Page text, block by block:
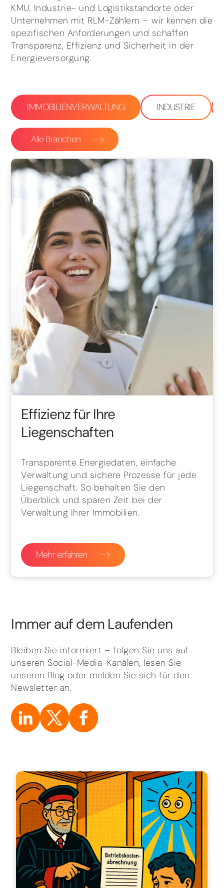
KMU, Industrie- und Logistikstandorte oder
Unternehmen mit RLM-Zählern – wir kennen die
spezifischen Anforderungen und schaffen
Transparenz, Effizienz und Sicherheit in der
Energieversorgung.
IMMOBILIENVERWALTUNG INDUSTRIE
Alle Branchen
Effizienz für Ihre
Liegenschaften
Transparente Energiedaten, einfache
Verwaltung und sichere Prozesse für jede
Liegenschaft. So behalten Sie den
Überblick und sparen Zeit bei der
Verwaltung Ihrer Immobilien.
Mehr erfahren
Immer auf dem Laufenden
Bleiben Sie informiert – folgen Sie uns auf
unseren Social-Media-Kanälen, lesen Sie
unseren Blog oder melden Sie sich für den
Newsletter an.